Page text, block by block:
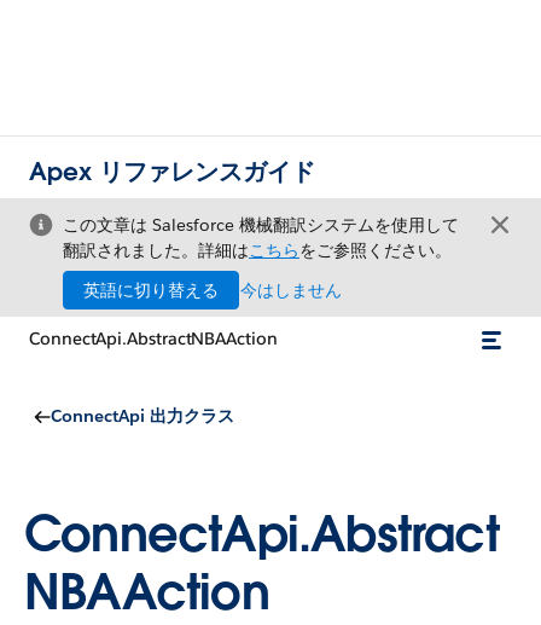
Apex リファレンスガイド
この文章は Salesforce 機械翻訳システムを使用して
翻訳されました。詳細はこちらをご参照ください。
英語に切り替える
今はしません
ConnectApi.AbstractNBAAction
ConnectApi 出力クラス
ConnectApi.Abstract
NBAAction